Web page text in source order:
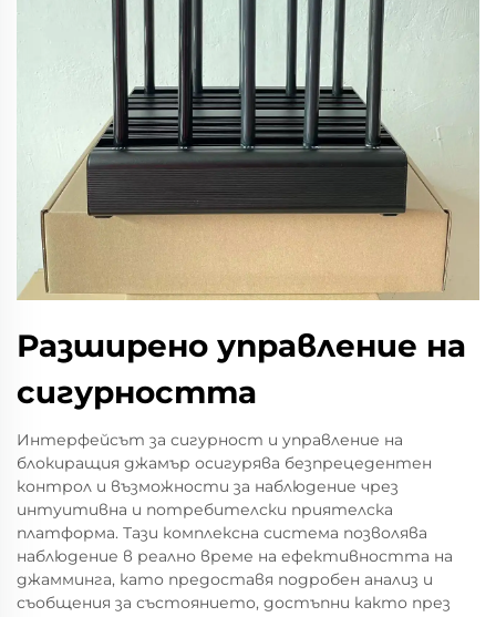
Разширено управление на
сигурността
Интерфейсът за сигурност и управление на
блокиращия джамър осигурява безпрецедентен
контрол и възможности за наблюдение чрез
интуитивна и потребителски приятелска
платформа. Тази комплексна система позволява
наблюдение в реално време на ефективността на
джамминга, като предоставя подробен анализ и
съобщения за състоянието, достъпни както през